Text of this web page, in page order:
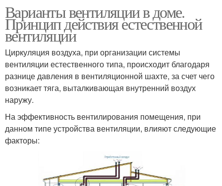
Варианты вентиляции в доме.
Принцип действия естественной
вентиляции
Циркуляция воздуха, при организации системы
вентиляции естественного типа, происходит благодаря
разнице давления в вентиляционной шахте, за счет чего
возникает тяга, выталкивающая внутренний воздух
наружу.
На эффективность вентилирования помещения, при
данном типе устройства вентиляции, влияют следующие
факторы: